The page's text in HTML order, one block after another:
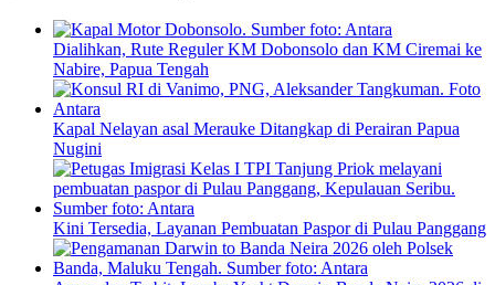
Dialihkan, Rute Reguler KM Dobonsolo dan KM Ciremai ke
Nabire, Papua Tengah
Kapal Nelayan asal Merauke Ditangkap di Perairan Papua
Nugini
Kini Tersedia, Layanan Pembuatan Paspor di Pulau Panggang